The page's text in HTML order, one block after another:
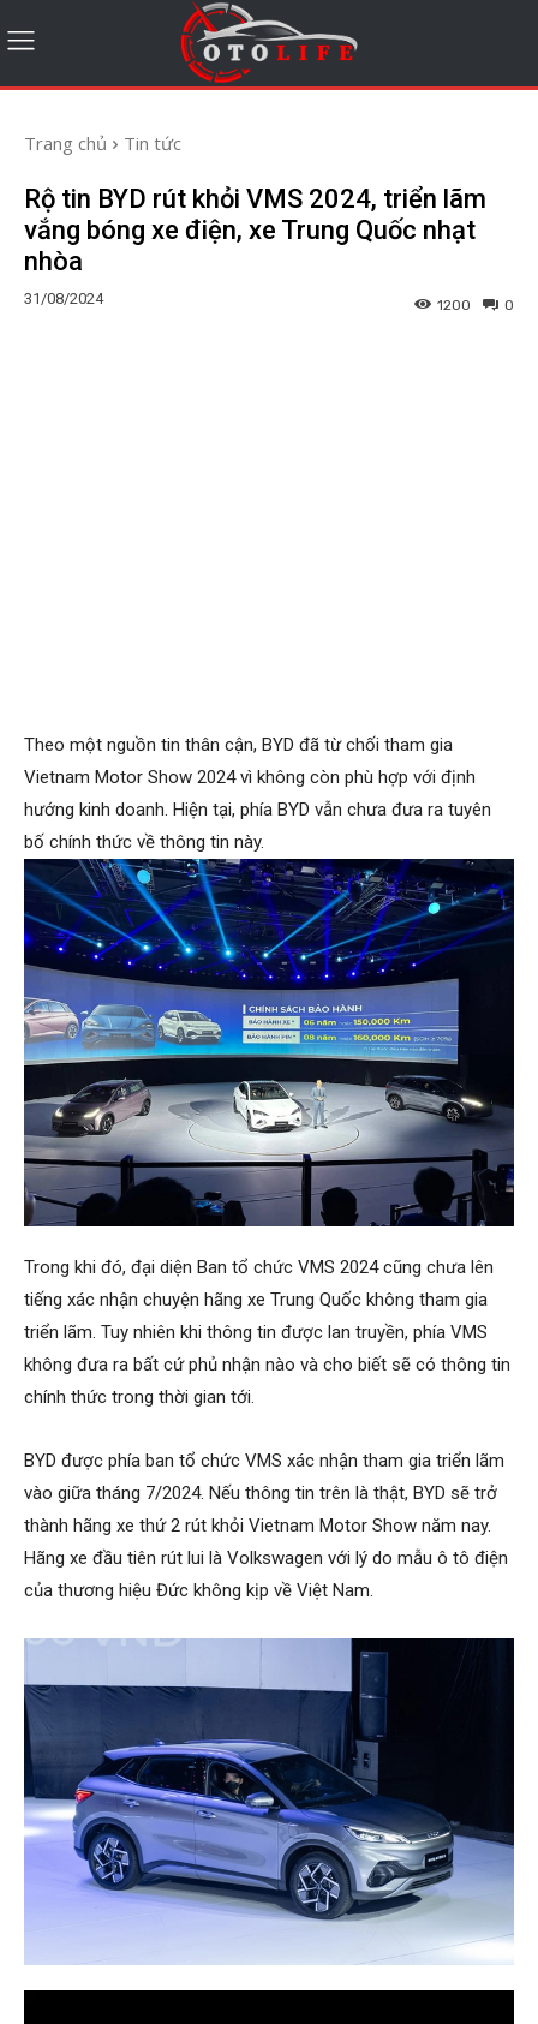
Trang chủ Tin tức
Rộ tin BYD rút khỏi VMS 2024, triển lãm
vắng bóng xe điện, xe Trung Quốc nhạt
nhòa
31/08/2024 0
1200
Theo một nguồn tin thân cận, BYD đã từ chối tham gia
Vietnam Motor Show 2024 vì không còn phù hợp với định
hướng kinh doanh. Hiện tại, phía BYD vẫn chưa đưa ra tuyên
bố chính thức về thông tin này.
Trong khi đó, đại diện Ban tổ chức VMS 2024 cũng chưa lên
tiếng xác nhận chuyện hãng xe Trung Quốc không tham gia
triển lãm. Tuy nhiên khi thông tin được lan truyền, phía VMS
không đưa ra bất cứ phủ nhận nào và cho biết sẽ có thông tin
chính thức trong thời gian tới.
BYD được phía ban tổ chức VMS xác nhận tham gia triển lãm
vào giữa tháng 7/2024. Nếu thông tin trên là thật, BYD sẽ trở
thành hãng xe thứ 2 rút khỏi Vietnam Motor Show năm nay.
Hãng xe đầu tiên rút lui là Volkswagen với lý do mẫu ô tô điện
của thương hiệu Đức không kịp về Việt Nam.